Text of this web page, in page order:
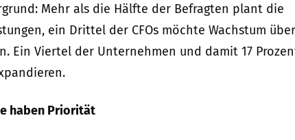
Mehr als die Hälfte der Befragten plant die
ein Drittel der CFOs möchte Wachstum über
Ein Viertel der Unternehmen und damit 17
haben Priorität